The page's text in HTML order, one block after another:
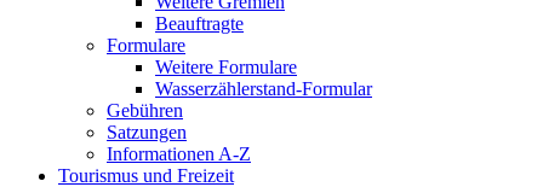
Beauftragte
Formulare
Weitere Formulare
Wasserzählerstand-Formular
Gebühren
Satzungen
Informationen A-Z
Tourismus und Freizeit